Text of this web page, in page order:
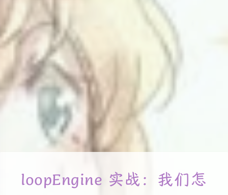
loopEngine 实战：我们怎